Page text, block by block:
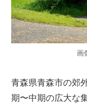
画
青森県青森市の郊
期〜中期の広大な